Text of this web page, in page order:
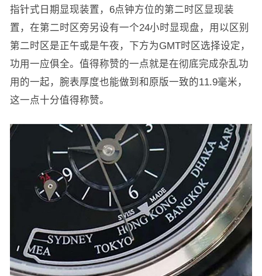
指针式日期显现装置，6点钟方位的第二时区显现装
置，在第二时区旁另设有一个24小时显现盘，用以区别
第二时区是正午或是午夜，下方为GMT时区选择设定，
功用一应俱全。值得称赞的一点就是在彻底完成杂乱功
用的一起，腕表厚度也能做到和原版一致的11.9毫米，
这一点十分值得称赞。